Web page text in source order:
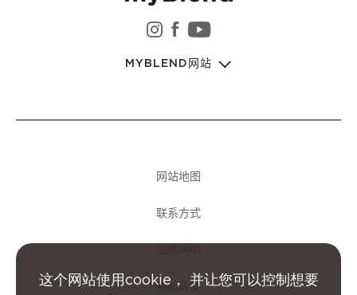
instagram 娇韵诗集团
facebook 娇韵诗集团
youtube 娇韵诗集
MYBLEND网站
网站地图
联系方式
隐私政策
这个网站使用cookie， 并让您可以控制想要